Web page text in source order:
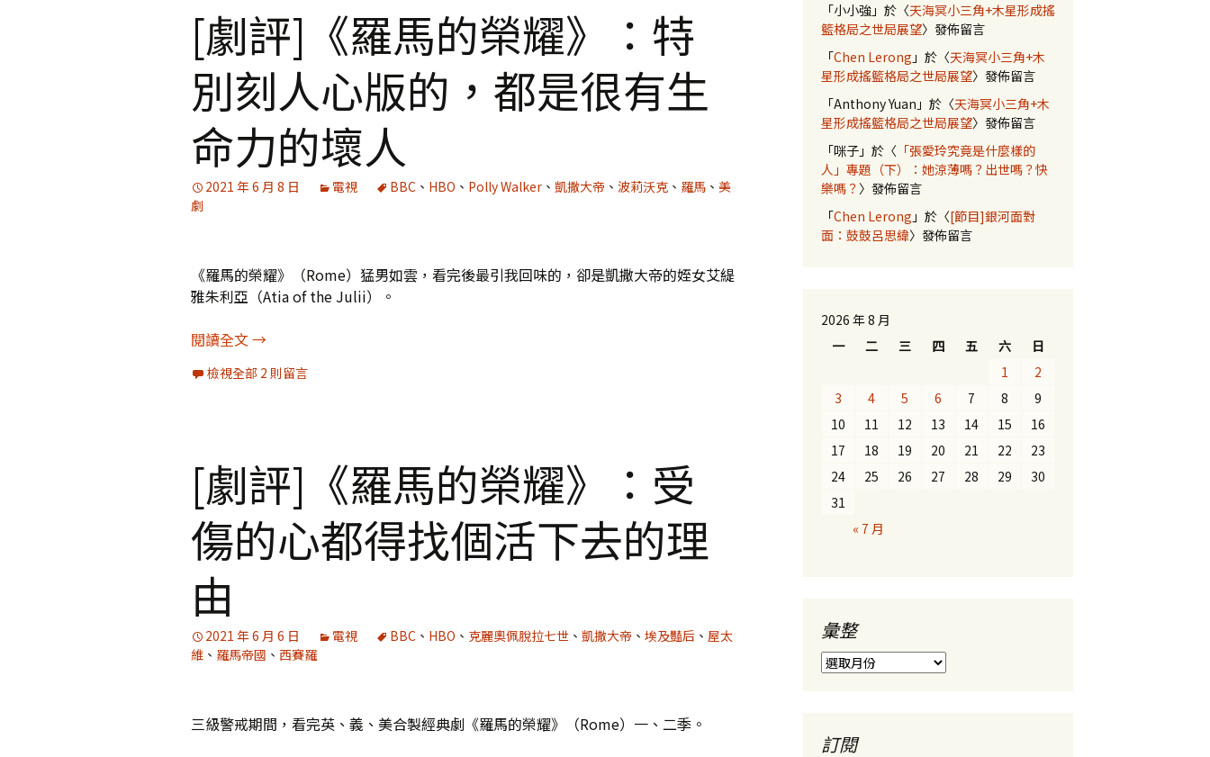
[劇評]《羅馬的榮耀》：特
別刻人心版的，都是很有生
命力的壞人
2021 年 6 月 8 日 電視 BBC 、 HBO 、 Polly Walker 、 凱撒大帝 、 波莉沃克 、 羅馬 、 美
劇
《羅馬的榮耀》（Rome）猛男如雲，看完後最引我回味的，卻是凱撒大帝的姪女艾緹
雅朱利亞（Atia of the Julii）。
閱讀全文[劇評]《羅馬的榮耀》：特別刻人心版的，都是很有生命力的壞人
→
檢視全部 2 則留言
[劇評]《羅馬的榮耀》：受
傷的心都得找個活下去的理
由
2021 年 6 月 6 日 電視 BBC 、 HBO 、 克麗奧佩脫拉七世 、 凱撒大帝 、 埃及豔后 、 屋太
維 、 羅馬帝國 、 西賽羅
三級警戒期間，看完英、義、美合製經典劇《羅馬的榮耀》（Rome）一、二季。
「小小強 」於〈天海冥小三角+木星形成搖
籃格局之世局展望〉發佈留言
「Chen Lerong 」於〈天海冥小三角+木
星形成搖籃格局之世局展望〉發佈留言
「Anthony Yuan 」於〈天海冥小三角+木
星形成搖籃格局之世局展望〉發佈留言
「咪子 」於〈 「張愛玲究竟是什麼樣的
人」專題（下）：她涼薄嗎？出世嗎？快
樂嗎？ 〉發佈留言
「Chen Lerong 」於〈[節目]銀河面對
面：鼓鼓呂思緯〉發佈留言
2026 年 8 月
一
二 三 四 五 六
日
1
2
3
4 5 6 7 8
9
10
11 12 13 14 15
16
17
18 19 20 21 22
23
24
25 26 27 28 29
30
31
« 7 月
彙整
彙
整
訂閱